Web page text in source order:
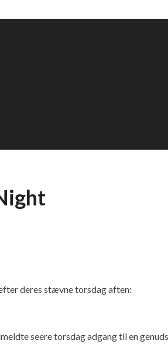
deres stævne torsdag aften:
seere torsdag adgang til en